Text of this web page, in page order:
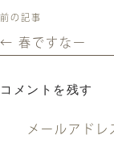
前の記事
← 春ですなー
コメントを残す
メールアドレ